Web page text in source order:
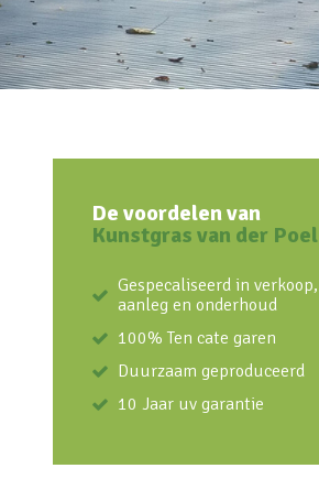
De voordelen van
Kunstgras van der Poel
Gespecaliseerd in verkoop,
aanleg en onderhoud
100% Ten cate garen
Duurzaam geproduceerd
10 Jaar uv garantie